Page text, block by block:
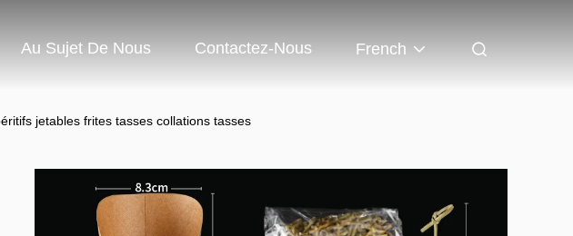
Au Sujet De Nous Contactez-Nous French
jetables frites tasses collations tasses